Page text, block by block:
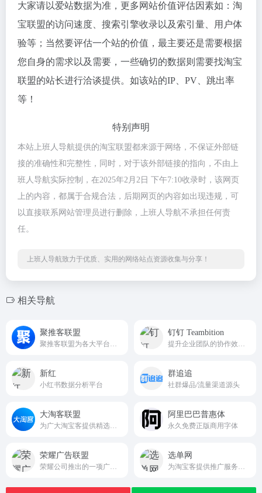
大家请以爱站数据为准，更多网站价值评估因素如：淘
宝联盟的访问速度、搜索引擎收录以及索引量、用户体
验等；当然要评估一个站的价值，最主要还是需要根据
您自身的需求以及需要，一些确切的数据则需要找淘宝
联盟的站长进行洽谈提供。如该站的IP、PV、跳出率
等！
特别声明
本站上班人导航提供的淘宝联盟都来源于网络，不保证外部链
接的准确性和完整性，同时，对于该外部链接的指向，不由上
班人导航实际控制，在2025年2月2日 下午7:10收录时，该网页
上的内容，都属于合规合法，后期网页的内容如出现违规，可
以直接联系网站管理员进行删除，上班人导航不承担任何责
任。
上班人导航致力于优质、实用的网络站点资源收集与分享！
相关导航
聚推客联盟 钉钉 Teambition
新红
小红书数据分析平台
群追追
社群爆品/流量渠道源头
大淘客联盟 阿里巴巴普惠体
永久免费正版商用字体
荣耀广告联盟 选单网